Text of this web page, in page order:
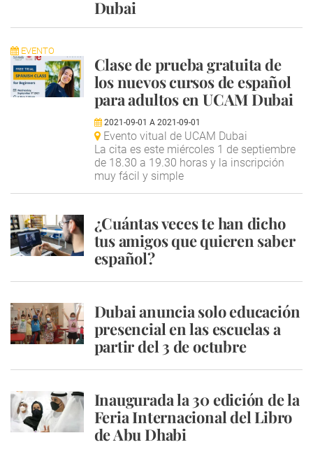
Dubai
EVENTO
Clase de prueba gratuita de
los nuevos cursos de español
para adultos en UCAM Dubai
2021-09-01 A 2021-09-01
Evento vitual de UCAM Dubai
La cita es este miércoles 1 de septiembre
de 18.30 a 19.30 horas y la inscripción
muy fácil y simple
¿Cuántas veces te han dicho
tus amigos que quieren saber
español?
Dubai anuncia solo educación
presencial en las escuelas a
partir del 3 de octubre
Inaugurada la 30 edición de la
Feria Internacional del Libro
de Abu Dhabi